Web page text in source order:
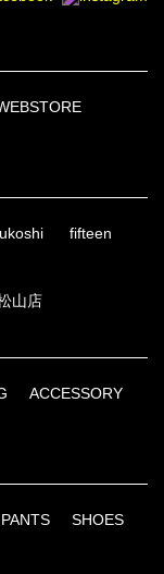
fifteen
山店
ACCESSORY
PANTS SHOES